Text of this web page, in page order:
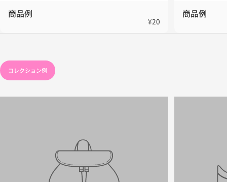
商品例
¥20
商品例
コレクション例